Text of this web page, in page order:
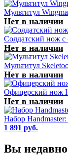
Мультитул
Нет в наличии
Солдатский нож с
Нет в наличии
Мультитул
Нет в наличии
Офицерский нож
Нет в наличии
Набор
1 891 руб.
Вы